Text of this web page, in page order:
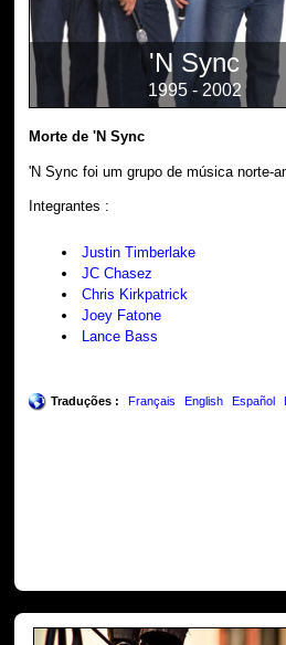
'N Sync
1995 - 2002
Morte de 'N Sync
'N Sync foi um grupo de música norte-
Integrantes :
Justin Timberlake
JC Chasez
Chris Kirkpatrick
Joey Fatone
Lance Bass
Traduções : Français English Español